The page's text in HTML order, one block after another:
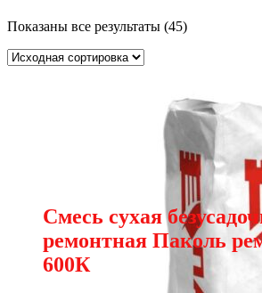
Показаны все результаты (45)
Смесь сухая
ремонтная Паколь
600К